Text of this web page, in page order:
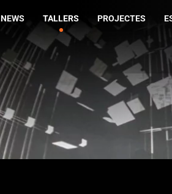
NEWS TALLERS PROJECTES